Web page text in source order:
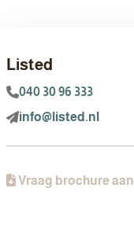
Listed
040 30 96 333
info@listed.nl
Vraag brochure aan